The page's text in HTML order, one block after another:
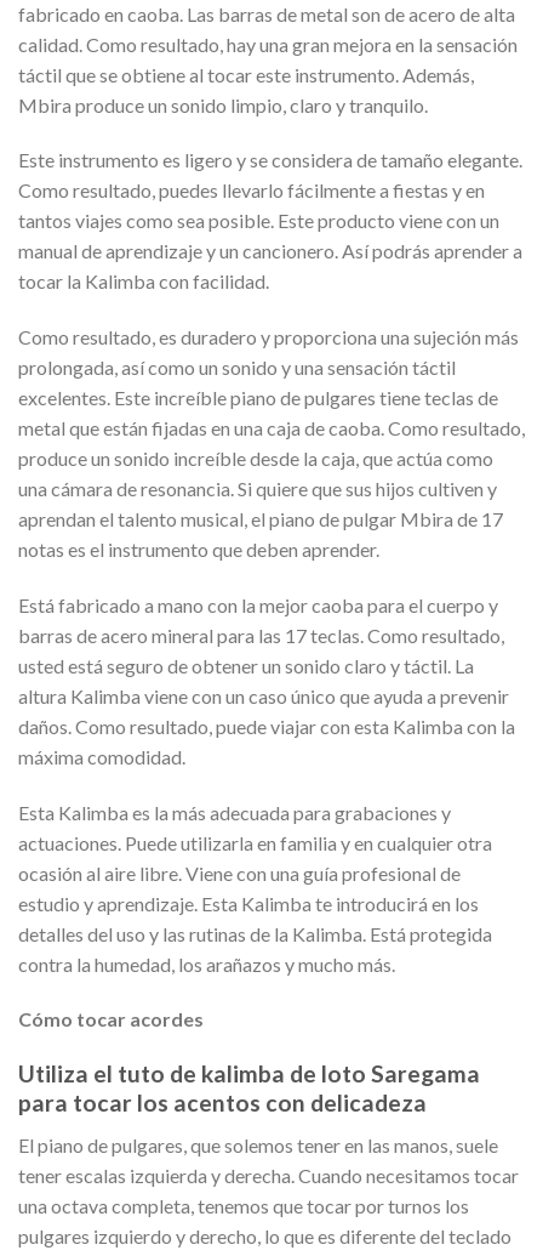
fabricado en caoba. Las barras de metal son de acero de alta
calidad. Como resultado, hay una gran mejora en la sensación
táctil que se obtiene al tocar este instrumento. Además,
Mbira produce un sonido limpio, claro y tranquilo.
Este instrumento es ligero y se considera de tamaño elegante.
Como resultado, puedes llevarlo fácilmente a fiestas y en
tantos viajes como sea posible. Este producto viene con un
manual de aprendizaje y un cancionero. Así podrás aprender a
tocar la Kalimba con facilidad.
Como resultado, es duradero y proporciona una sujeción más
prolongada, así como un sonido y una sensación táctil
excelentes. Este increíble piano de pulgares tiene teclas de
metal que están fijadas en una caja de caoba. Como resultado,
produce un sonido increíble desde la caja, que actúa como
una cámara de resonancia. Si quiere que sus hijos cultiven y
aprendan el talento musical, el piano de pulgar Mbira de 17
notas es el instrumento que deben aprender.
Está fabricado a mano con la mejor caoba para el cuerpo y
barras de acero mineral para las 17 teclas. Como resultado,
usted está seguro de obtener un sonido claro y táctil. La
altura Kalimba viene con un caso único que ayuda a prevenir
daños. Como resultado, puede viajar con esta Kalimba con la
máxima comodidad.
Esta Kalimba es la más adecuada para grabaciones y
actuaciones. Puede utilizarla en familia y en cualquier otra
ocasión al aire libre. Viene con una guía profesional de
estudio y aprendizaje. Esta Kalimba te introducirá en los
detalles del uso y las rutinas de la Kalimba. Está protegida
contra la humedad, los arañazos y mucho más.
Cómo tocar acordes
Utiliza el tuto de kalimba de loto Saregama
para tocar los acentos con delicadeza
El piano de pulgares, que solemos tener en las manos, suele
tener escalas izquierda y derecha. Cuando necesitamos tocar
una octava completa, tenemos que tocar por turnos los
pulgares izquierdo y derecho, lo que es diferente del teclado